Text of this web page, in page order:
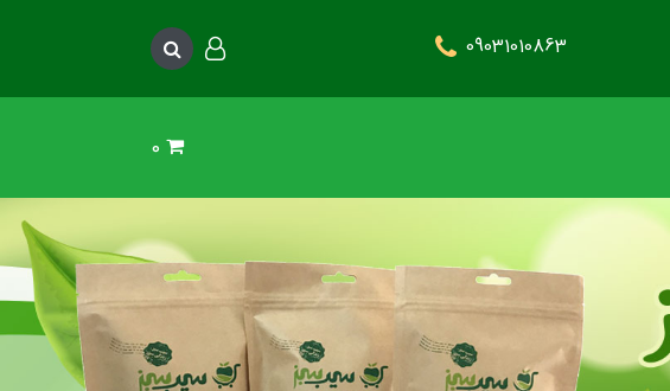
جهت تست می باشد. این متن جهت تست می باشد. این متن جهت تست می باشد.
09031010863
0